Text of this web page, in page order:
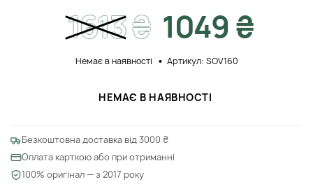
1613₴ 1049 ₴
Немає в наявності Артикул: SOV160
НЕМАЄ В НАЯВНОСТІ
Безкоштовна доставка від 3000 ₴
Оплата карткою або при отриманні
100% оригінал — з 2017 року